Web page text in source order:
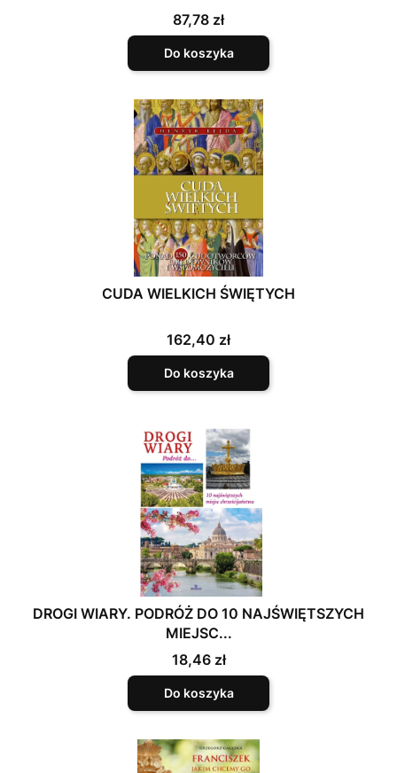
Cena
87,78 zł
Do koszyka
CUDA WIELKICH ŚWIĘTYCH
Cena
162,40 zł
Do koszyka
DROGI WIARY. PODRÓŻ DO 10 NAJŚWIĘTSZYCH
MIEJSC...
Cena
18,46 zł
Do koszyka